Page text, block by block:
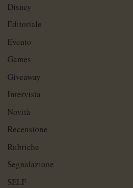
Disney
Editoriale
Evento
Games
Giveaway
Intervista
Novità
Recensione
Rubriche
Segnalazione
SELF